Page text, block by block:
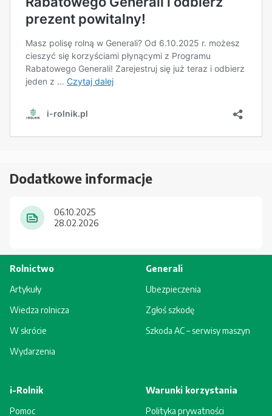
Dodatkowe informacje
06.10.2025
28.02.2026
Rolnictwo
Artykuły
Wiedza rolnicza
W skrócie
Wydarzenia
Generali
Ubezpieczenia
Zgłoś szkodę
Szkoda AC – serwisy maszyn
i-Rolnik
Pomoc
Warunki korzystania
Polityka prywatności